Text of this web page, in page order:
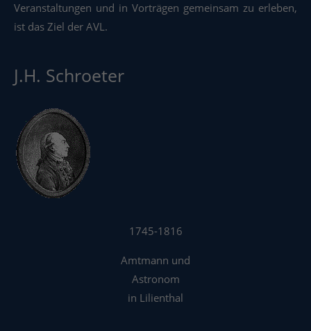
Veranstaltungen und in Vorträgen gemeinsam zu erleben,
ist das Ziel der AVL.
J.H. Schroeter
1745-1816
Amtmann und
Astronom
in Lilienthal